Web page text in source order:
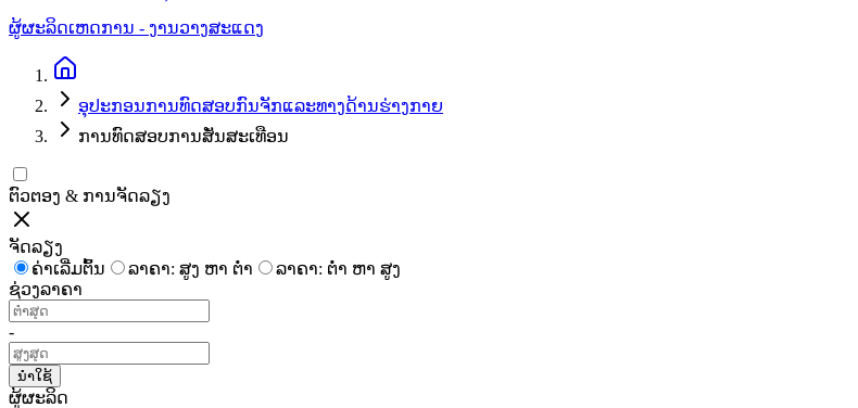
ຜູ້ຜະລິດເຫດການ - ງານວາງສະແດງ
ອຸປະກອນການທົດສອບກົນຈັກແລະທາງດ້ານຮ່າງກາຍ
ການທົດສອບການສັ່ນສະເທືອນ
ຕົວຕອງ & ການຈັດລຽງ
ຈັດລຽງ
ຄ່າເລີ່ມຕົ້ນ
ລາຄາ: ສູງ ຫາ ຕໍ່າ
ລາຄາ: ຕໍ່າ ຫາ ສູງ
ຊ່ວງລາຄາ
-
ນຳໃຊ້
ຜູ້ຜະລິດ